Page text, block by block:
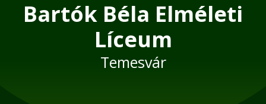
Bartók Béla Elméleti
Líceum
Temesvár
Post
navigation